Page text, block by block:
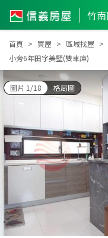
首頁 買屋 區域找屋
小旁6年田字美墅(雙車庫)
圖片 1/18 格局圖